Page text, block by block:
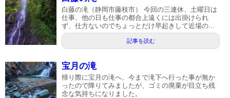
白藤の滝（静岡市藤枝市） 今回の三連休、土曜日は
仕事、他の日も仕事の都合上遠くには出掛けられ
ず、仕方ないのでちょっとだけ早起きして近場の...
記事を読む
宝月の滝
帰り際に宝月の滝へ、今まで滝下へ行った事が無か
ったので降りてみましたが、ゴミの廃棄が目立ち残
念な気持ちになりました。